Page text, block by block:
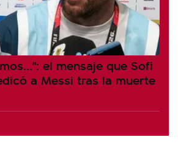
el mensaje que Sofi
a Messi tras la muerte